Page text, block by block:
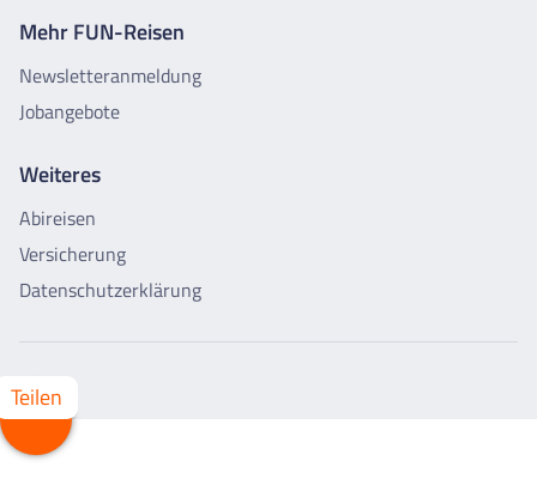
Mehr FUN-Reisen
Newsletteranmeldung
Jobangebote
Weiteres
Abireisen
Versicherung
Datenschutzerklärung
Teilen
Whatsapp
Facebook
X